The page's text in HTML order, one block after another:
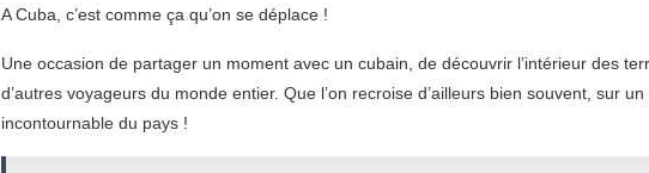
A Cuba, c’est comme ça qu’on se déplace !
Une occasion de partager un moment avec un cubain, de découvrir l’intérieur des
d’autres voyageurs du monde entier. Que l’on recroise d’ailleurs bien souvent, sur
incontournable du pays !